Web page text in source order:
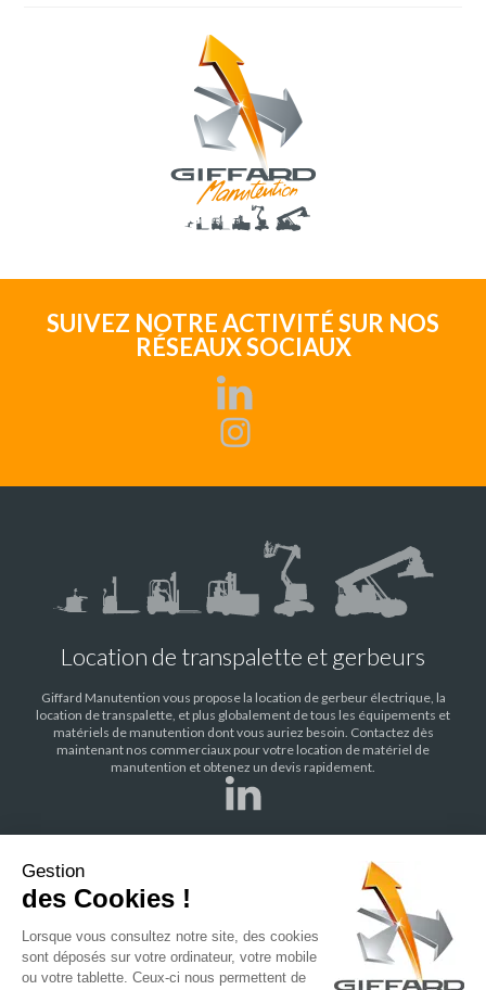
SUIVEZ NOTRE ACTIVITÉ SUR NOS
RÉSEAUX SOCIAUX
Location de transpalette et gerbeurs
Giffard Manutention vous propose la location de gerbeur électrique, la
location de transpalette, et plus globalement de tous les équipements et
matériels de manutention dont vous auriez besoin. Contactez dès
maintenant nos commerciaux pour votre location de matériel de
manutention et obtenez un devis rapidement.
ENTREPRISE
NOS AGENCES
NOS PARTENAIRES
NOS ACTUALITÉS
NOS RECRUTEMENTS
Gestion
des Cookies !
Lorsque vous consultez notre site, des cookies
sont déposés sur votre ordinateur, votre mobile
ou votre tablette. Ceux-ci nous permettent de